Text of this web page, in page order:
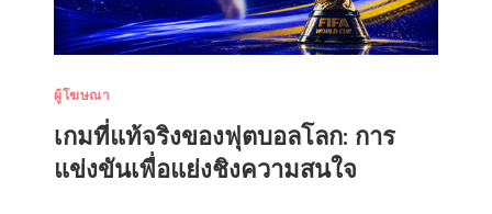
ผู้โฆษณา
เกมที่แท้จริงของฟุตบอลโลก: การ
แข่งขันเพื่อแย่งชิงความสนใจ